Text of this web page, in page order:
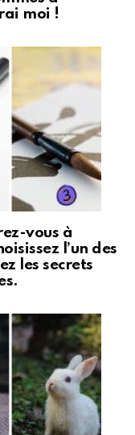
moi !
vous à
l’un des
les secrets